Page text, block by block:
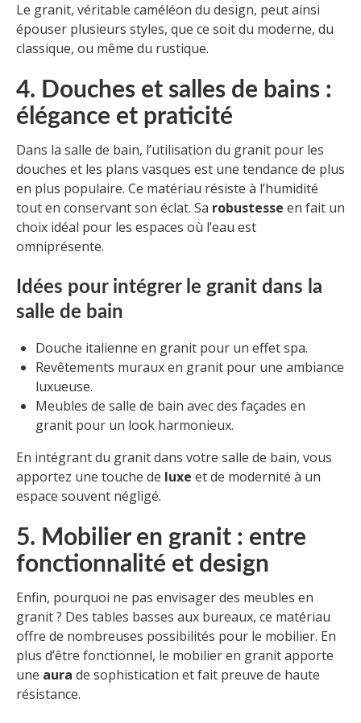
Le granit, véritable caméléon du design, peut ainsi
épouser plusieurs styles, que ce soit du moderne, du
classique, ou même du rustique.
4. Douches et salles de bains :
élégance et praticité
Dans la salle de bain, l’utilisation du granit pour les
douches et les plans vasques est une tendance de plus
en plus populaire. Ce matériau résiste à l’humidité
tout en conservant son éclat. Sa robustesse en fait un
choix idéal pour les espaces où l’eau est
omniprésente.
Idées pour intégrer le granit dans la
salle de bain
Douche italienne en granit pour un effet spa.
Revêtements muraux en granit pour une ambiance
luxueuse.
Meubles de salle de bain avec des façades en
granit pour un look harmonieux.
En intégrant du granit dans votre salle de bain, vous
apportez une touche de luxe et de modernité à un
espace souvent négligé.
5. Mobilier en granit : entre
fonctionnalité et design
Enfin, pourquoi ne pas envisager des meubles en
granit ? Des tables basses aux bureaux, ce matériau
offre de nombreuses possibilités pour le mobilier. En
plus d’être fonctionnel, le mobilier en granit apporte
une aura de sophistication et fait preuve de haute
résistance.